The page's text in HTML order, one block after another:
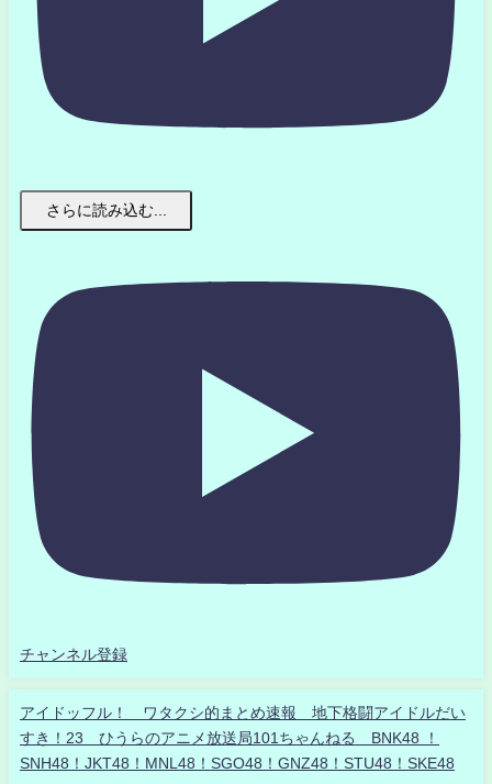
さらに読み込む...
チャンネル登録
アイドッフル！ ワタクシ的まとめ速報 地下格闘アイドルだい
すき！23 ひうらのアニメ放送局101ちゃんねる BNK48 ！
SNH48！JKT48！MNL48！SGO48！GNZ48！STU48！SKE48